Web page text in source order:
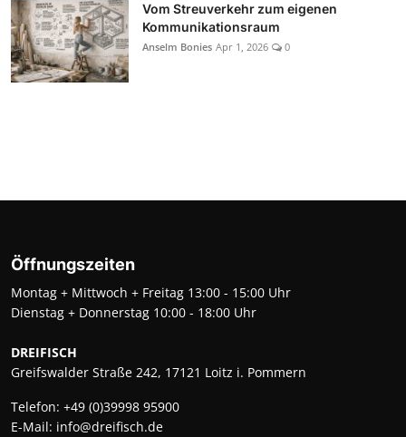
Vom Streuverkehr zum eigenen
Kommunikationsraum
Anselm Bonies Apr 1, 2026 0
Öffnungszeiten
Montag + Mittwoch + Freitag 13:00 - 15:00 Uhr
Dienstag + Donnerstag 10:00 - 18:00 Uhr
DREIFISCH
Greifswalder Straße 242, 17121 Loitz i. Pommern
Telefon: +49 (0)39998 95900
E-Mail: info@dreifisch.de